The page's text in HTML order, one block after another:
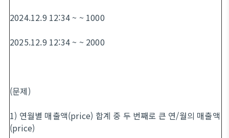
2024.12.9 12:34 ~ ~ 1000
2025.12.9 12:34 ~ ~ 2000
(문제)
1) 연월별 매출액(price) 합계 중 두 번째로 큰 연/월의 매출액
(price)